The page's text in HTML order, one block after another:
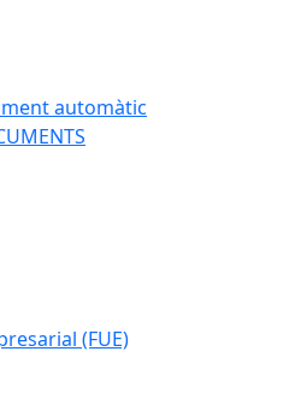
automàtic
(FUE)